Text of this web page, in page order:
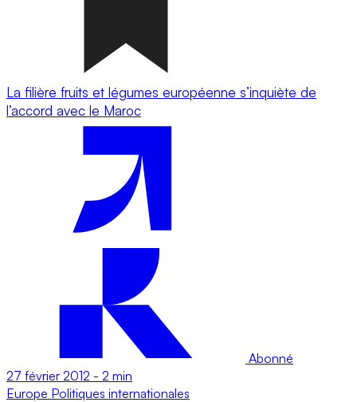
La filière fruits et légumes européenne s’inquiète de
l’accord avec le Maroc
Abonné
27 février 2012 - 2 min
Europe Politiques internationales